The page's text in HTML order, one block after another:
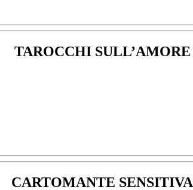
TAROCCHI SULL’AMORE
CARTOMANTE SENSITIVA